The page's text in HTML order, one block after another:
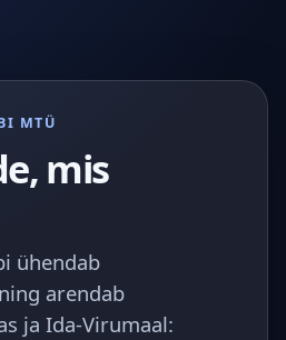
MTÜ
mis
ühendab
arendab
ja Ida-Virumaal: